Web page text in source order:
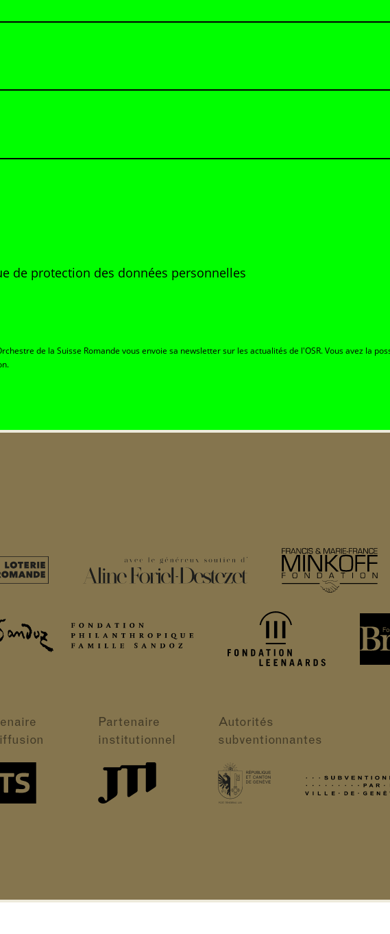
de protection des données personnelles
de la Suisse Romande vous envoie sa newsletter sur les actualités de l'OSR. Vous avez la
Partenaire
institutionnel
Autorités
subventionnantes